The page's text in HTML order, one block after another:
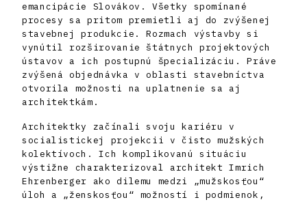
emancipácie Slovákov. Všetky spomínané
procesy sa pritom premietli aj do zvýšenej
stavebnej produkcie. Rozmach výstavby si
vynútil rozširovanie štátnych projektových
ústavov a ich postupnú špecializáciu. Práve
zvýšená objednávka v oblasti stavebníctva
otvorila možnosti na uplatnenie sa aj
architektkám.
Architektky začínali svoju kariéru v
socialistickej projekcii v čisto mužských
kolektívoch. Ich komplikovanú situáciu
výstižne charakterizoval architekt Imrich
Ehrenberger ako dilemu medzi „mužskosťou“
úloh a „ženskosťou“ možností i podmienok,